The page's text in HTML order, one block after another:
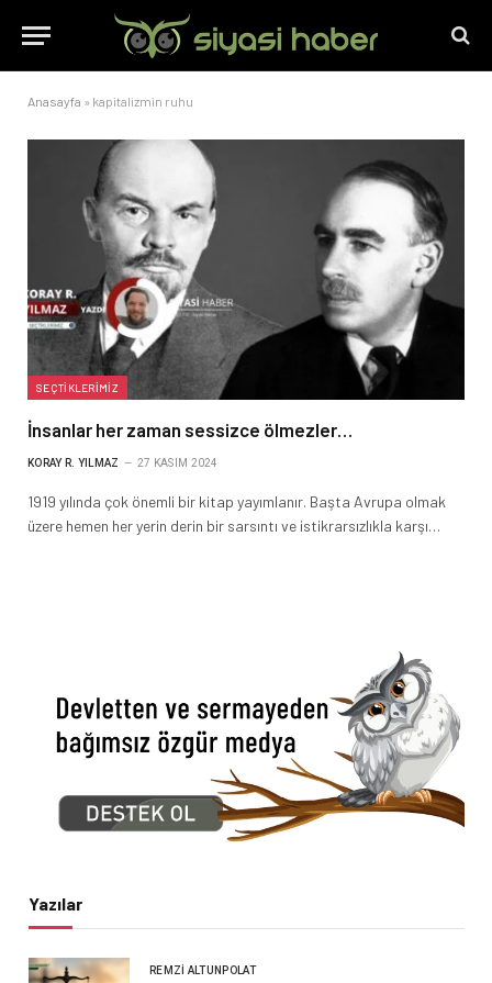
Anasayfa » kapitalizmin ruhu
SEÇTIKLERIMIZ
İnsanlar her zaman sessizce ölmezler…
KORAY R. YILMAZ 27 KASIM 2024
1919 yılında çok önemli bir kitap yayımlanır. Başta Avrupa olmak
üzere hemen her yerin derin bir sarsıntı ve istikrarsızlıkla karşı…
Yazılar
REMZI ALTUNPOLAT